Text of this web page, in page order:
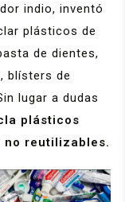
indio, inventó
plásticos de
de dientes,
blísters de
lugar a dudas
plásticos
no reutilizables.